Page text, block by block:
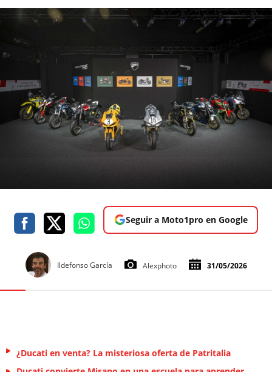
Seguir a Moto1pro en Google
Ildefonso García Alexphoto 31/05/2026
¿Ducati en venta? La misteriosa oferta de Patritalia